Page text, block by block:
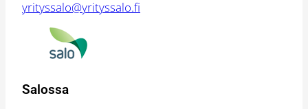
yrityssalo@yrityssalo.fi
Salossa